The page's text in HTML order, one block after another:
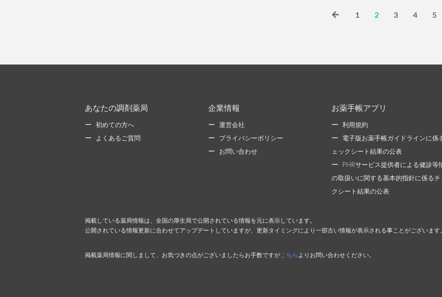
1 2 3 4 5
あなたの調剤薬局
初めての方へ
よくあるご質問
企業情報
運営会社
プライバシーポリシー
お問い合わせ
お薬手帳アプリ
利用規約
電子版お薬手帳ガイドラインに係
ェックシート結果の公表
PHRサービス提供者による健診等
の取扱いに関する基本的指針に係るチ
クシート結果の公表
掲載している薬局情報は、全国の厚生局で公開されている情報を元に表示しています。
公開されている情報更新に合わせてアップデートしていますが、更新タイミングにより一部古い情報が表示される事ことがございます
掲載薬局情報に関しまして、お気づきの点がございましたらお手数ですが こちら よりお問い合わせください。